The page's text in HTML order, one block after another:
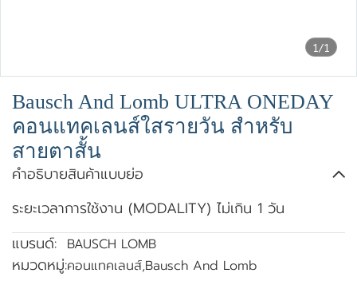
1/1
Bausch And Lomb ULTRA ONEDAY
คอนแทคเลนส์ใสรายวัน สำหรับ
สายตาสั้น
คำอธิบายสินค้าแบบย่อ
ระยะเวลาการใช้งาน (MODALITY) ไม่เกิน 1 วัน
แบรนด์: BAUSCH LOMB
หมวดหมู่:คอนแทคเลนส์,Bausch And Lomb